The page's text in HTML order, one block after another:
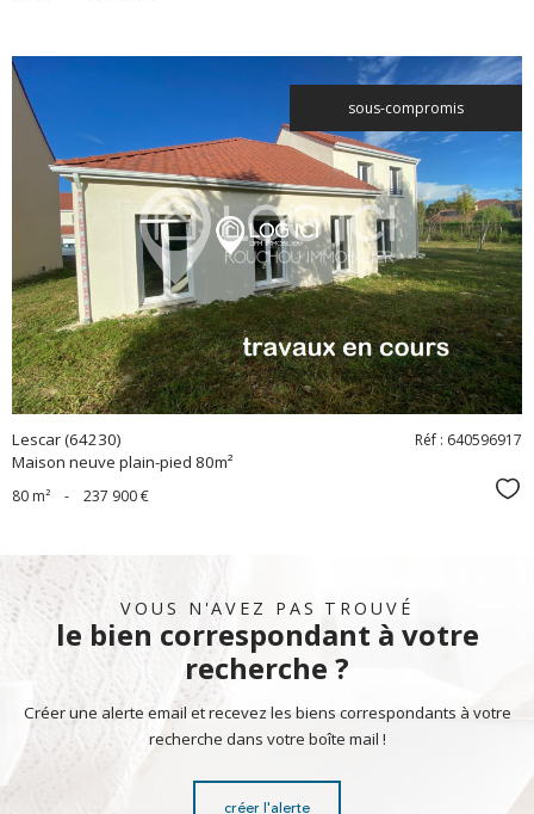
sous-compromis
voir le
bien
Lescar (64230)
Maison neuve plain-pied 80m²
Réf : 640596917
80 m² - 237 900 €
VOUS N'AVEZ PAS TROUVÉ
le bien correspondant à votre
recherche ?
Créer une alerte email et recevez les biens correspondants à votre
recherche dans votre boîte mail !
créer l'alerte